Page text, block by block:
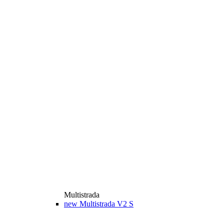
Multistrada
new Multistrada V2 S